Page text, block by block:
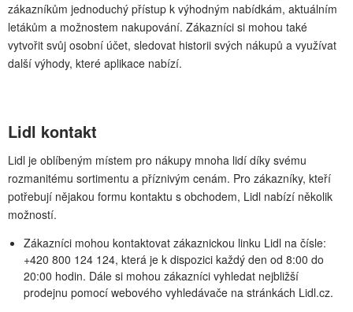
zákazníkům jednoduchý přístup k výhodným nabídkám, aktuálním
letákům a možnostem nakupování. Zákazníci si mohou také
vytvořit svůj osobní účet, sledovat historii svých nákupů a využívat
další výhody, které aplikace nabízí.
Lidl kontakt
Lidl je oblíbeným místem pro nákupy mnoha lidí díky svému
rozmanitému sortimentu a příznivým cenám. Pro zákazníky, kteří
potřebují nějakou formu kontaktu s obchodem, Lidl nabízí několik
možností.
Zákazníci mohou kontaktovat zákaznickou linku Lidl na čísle:
+420 800 124 124, která je k dispozici každý den od 8:00 do
20:00 hodin. Dále si mohou zákazníci vyhledat nejbližší
prodejnu pomocí webového vyhledávače na stránkách Lidl.cz.